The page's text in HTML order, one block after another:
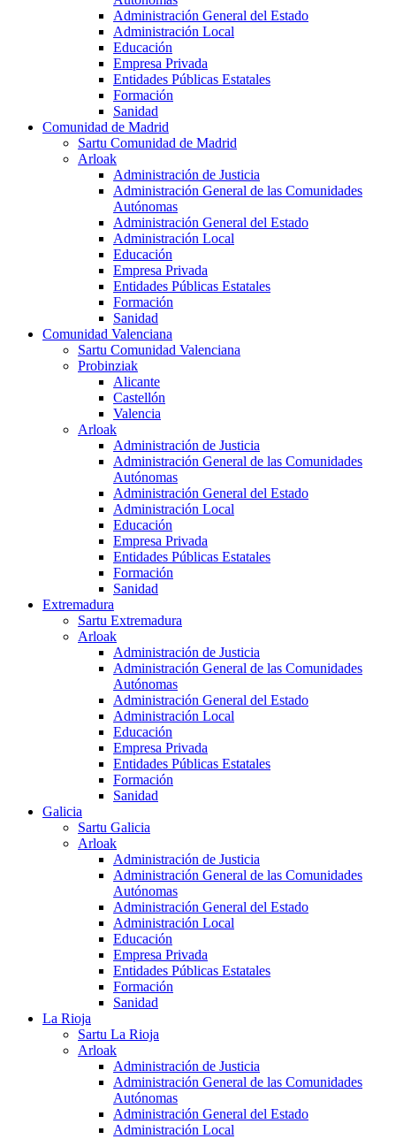
Administración General del Estado
Administración Local
Educación
Empresa Privada
Entidades Públicas Estatales
Formación
Sanidad
Comunidad de Madrid
Sartu Comunidad de Madrid
Arloak
Administración de Justicia
Administración General de las Comunidades
Autónomas
Administración General del Estado
Administración Local
Educación
Empresa Privada
Entidades Públicas Estatales
Formación
Sanidad
Comunidad Valenciana
Sartu Comunidad Valenciana
Probinziak
Alicante
Castellón
Valencia
Arloak
Administración de Justicia
Administración General de las Comunidades
Autónomas
Administración General del Estado
Administración Local
Educación
Empresa Privada
Entidades Públicas Estatales
Formación
Sanidad
Extremadura
Sartu Extremadura
Arloak
Administración de Justicia
Administración General de las Comunidades
Autónomas
Administración General del Estado
Administración Local
Educación
Empresa Privada
Entidades Públicas Estatales
Formación
Sanidad
Galicia
Sartu Galicia
Arloak
Administración de Justicia
Administración General de las Comunidades
Autónomas
Administración General del Estado
Administración Local
Educación
Empresa Privada
Entidades Públicas Estatales
Formación
Sanidad
La Rioja
Sartu La Rioja
Arloak
Administración de Justicia
Administración General de las Comunidades
Autónomas
Administración General del Estado
Administración Local